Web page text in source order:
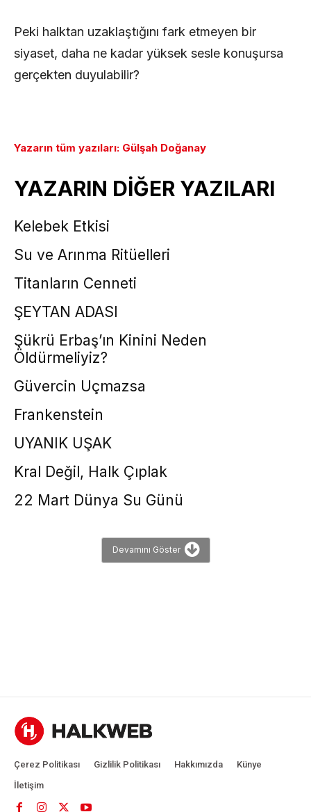
Peki halktan uzaklaştığını fark etmeyen bir
siyaset, daha ne kadar yüksek sesle konuşursa
gerçekten duyulabilir?
Yazarın tüm yazıları: Gülşah Doğanay
YAZARIN DİĞER YAZILARI
Kelebek Etkisi
Su ve Arınma Ritüelleri
Titanların Cenneti
ŞEYTAN ADASI
Şükrü Erbaş’ın Kinini Neden
Öldürmeliyiz?
Güvercin Uçmazsa
Frankenstein
UYANIK UŞAK
Kral Değil, Halk Çıplak
22 Mart Dünya Su Günü
Devamını Göster
Çerez Politikası Gizlilik Politikası Hakkımızda
Künye
İletişim